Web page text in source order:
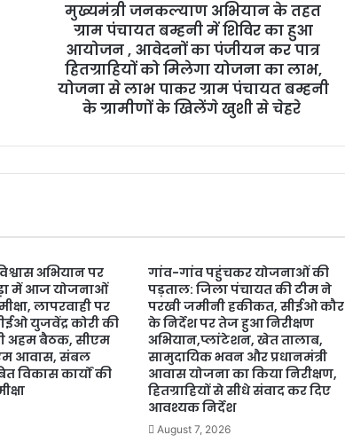
मुख्यमंत्री जनकल्याण अभियान के तहत
ग्राम पंचायत बम्हनी में शिविर का हुआ
आयोजन , आवेदनों का पंजीयन कर पात्र
हितग्राहियों को मिलेगा योजना का लाभ,
योजना से लाभ पाकर ग्राम पंचायत बम्हनी
के ग्रामीणों के खिलेंगे खुशी से चेहरे
अभियान पर
में आज योजनाओं
लापरवाही पर
युजवेंद्र कोरी की
अहम बैठक, सीएम
आवास, संबल
विकास कार्यों की
गांव-गांव पहुंचकर योजनाओं की
पड़ताल: जिला पंचायत की टीम ने
परखी जमीनी हकीकत, सीईओ कौर
के निर्देश पर तेज हुआ निरीक्षण
अभियान,प्लांटेशन, खेत तालाब,
सामुदायिक भवन और प्रधानमंत्री
आवास योजना का किया निरीक्षण,
हितग्राहियों से सीधे संवाद कर दिए
आवश्यक निर्देश
August 7, 2026